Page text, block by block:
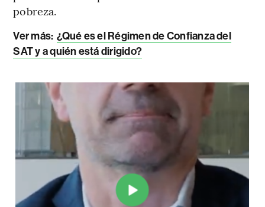
pobreza.
Ver más: ¿Qué es el Régimen de Confianza del
SAT y a quién está dirigido?